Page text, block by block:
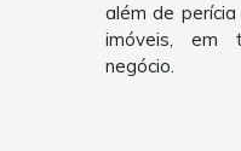
além de
imóveis,
negócio.